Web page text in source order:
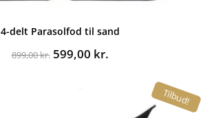
4-delt Parasolfod til sand
899,00kr. Den
599,00 kr.Den
599,00 kr..
Tilbud!